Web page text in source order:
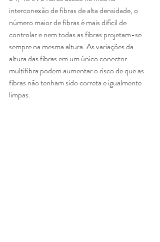
interconexão de fibras de alta densidade, o
número maior de fibras é mais difícil de
controlar e nem todas as fibras projetam-se
sempre na mesma altura. As variações da
altura das fibras em um único conector
multifibra podem aumentar o risco de que as
fibras não tenham sido correta e igualmente
limpas.